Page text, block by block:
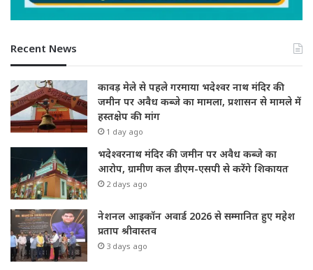
Recent News
कावड़ मेले से पहले गरमाया भदेश्वर नाथ मंदिर की
जमीन पर अवैध कब्जे का मामला, प्रशासन से मामले में
हस्तक्षेप की मांग
1 day ago
भदेश्वरनाथ मंदिर की जमीन पर अवैध कब्जे का
आरोप, ग्रामीण कल डीएम-एसपी से करेंगे शिकायत
2 days ago
नेशनल आइकॉन अवार्ड 2026 से सम्मानित हुए महेश
प्रताप श्रीवास्तव
3 days ago